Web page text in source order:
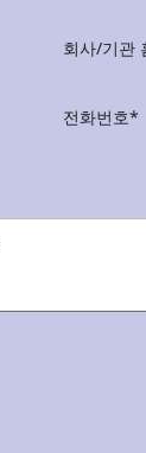
회사/기관
전화번호*